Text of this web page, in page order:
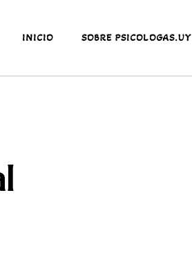
INICIO SOBRE PSICOLOGAS.UY